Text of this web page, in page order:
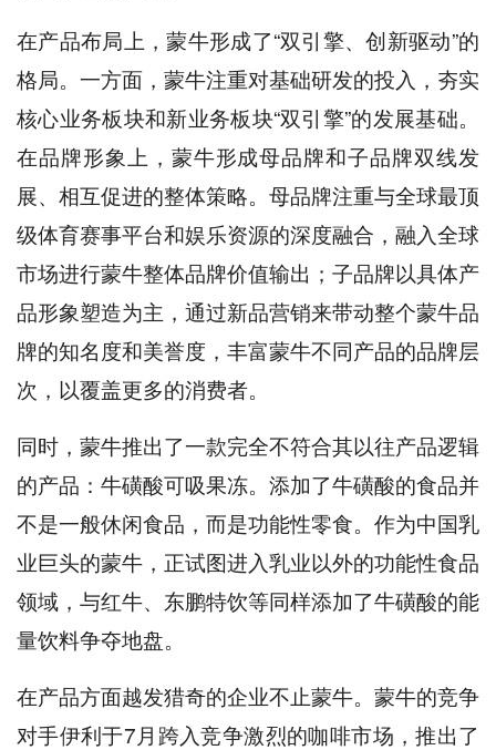
在产品布局上，蒙牛形成了“双引擎、创新驱动”的
格局。一方面，蒙牛注重对基础研发的投入，夯实
核心业务板块和新业务板块“双引擎”的发展基础。
在品牌形象上，蒙牛形成母品牌和子品牌双线发
展、相互促进的整体策略。母品牌注重与全球最顶
级体育赛事平台和娱乐资源的深度融合，融入全球
市场进行蒙牛整体品牌价值输出；子品牌以具体产
品形象塑造为主，通过新品营销来带动整个蒙牛品
牌的知名度和美誉度，丰富蒙牛不同产品的品牌层
次，以覆盖更多的消费者。
同时，蒙牛推出了一款完全不符合其以往产品逻辑
的产品：牛磺酸可吸果冻。添加了牛磺酸的食品并
不是一般休闲食品，而是功能性零食。作为中国乳
业巨头的蒙牛，正试图进入乳业以外的功能性食品
领域，与红牛、东鹏特饮等同样添加了牛磺酸的能
量饮料争夺地盘。
在产品方面越发猎奇的企业不止蒙牛。蒙牛的竞争
对手伊利于7月跨入竞争激烈的咖啡市场，推出了